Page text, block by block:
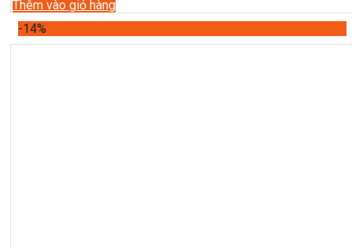
Thêm vào giỏ hàng
-14%